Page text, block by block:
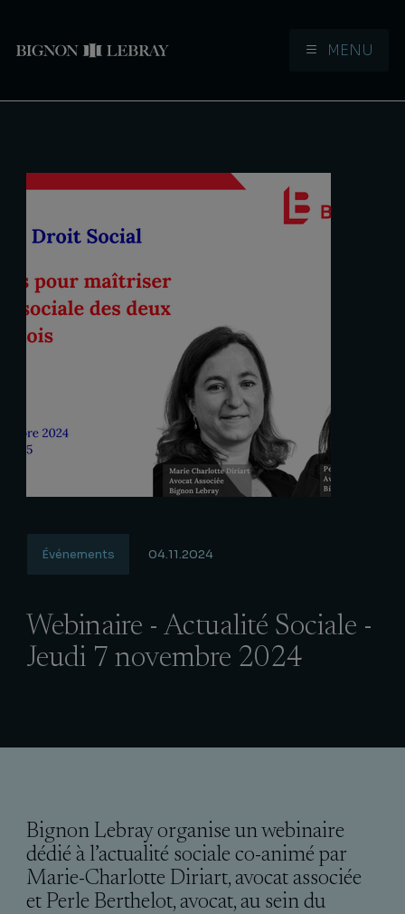
MENU
Événements 04.11.2024
Webinaire - Actualité Sociale -
Jeudi 7 novembre 2024
Bignon Lebray organise un webinaire
dédié à l’actualité sociale co-animé par
Marie-Charlotte Diriart, avocat associée
et Perle Berthelot, avocat, au sein du